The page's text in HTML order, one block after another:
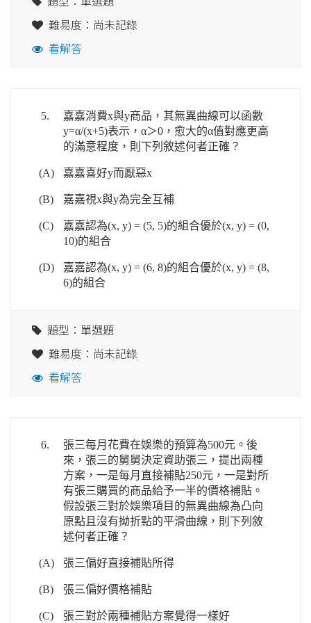
難易度：尚未記錄
看解答
5.
嘉嘉消費x與y商品，其無異曲線可以函數
y=α/(x+5)表示，α＞0，愈大的α值對應更高
的滿意程度，則下列敘述何者正確？
(A) 嘉嘉喜好y而厭惡x
(B) 嘉嘉視x與y為完全互補
(C)
嘉嘉認為(x, y) = (5, 5)的組合優於(x, y) = (0,
10)的組合
(D)
嘉嘉認為(x, y) = (6, 8)的組合優於(x, y) = (8,
6)的組合
題型：單選題
難易度：尚未記錄
看解答
6.
張三每月花費在娛樂的預算為500元。後
來，張三的舅舅決定資助張三，提出兩種
方案，一是每月直接補貼250元，一是對所
有張三購買的商品給予一半的價格補貼。
假設張三對於娛樂項目的無異曲線為凸向
原點且沒有拗折點的平滑曲線，則下列敘
述何者正確？
(A) 張三偏好直接補貼所得
(B) 張三偏好價格補貼
(C) 張三對於兩種補貼方案覺得一樣好